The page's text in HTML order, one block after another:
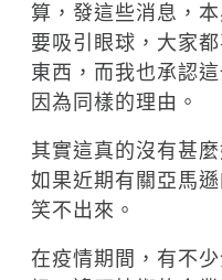
算，發這些消息，
要吸引眼球，大家
東西，而我也承認
因為同樣的理由。
其實這真的沒有甚
如果近期有關亞馬
笑不出來。
在疫情期間，有不